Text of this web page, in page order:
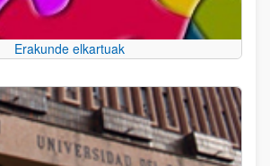
Erakunde elkartuak